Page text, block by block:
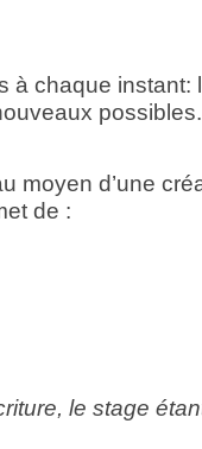
chaque
d’une
de :
le stage